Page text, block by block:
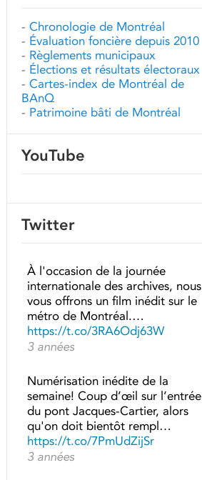
- Chronologie de Montréal
- Évaluation foncière depuis 2010
- Règlements municipaux
- Élections et résultats électoraux
- Cartes-index de Montréal de
BAnQ
- Patrimoine bâti de Montréal
YouTube
Twitter
À l'occasion de la journée
internationale des archives, nous
vous offrons un film inédit sur le
métro de Montréal.…
https://t.co/3RA6Odj63W
3 années
Numérisation inédite de la
semaine! Coup d’œil sur l’entrée
du pont Jacques-Cartier, alors
qu'on doit bientôt rempl…
https://t.co/7PmUdZijSr
3 années